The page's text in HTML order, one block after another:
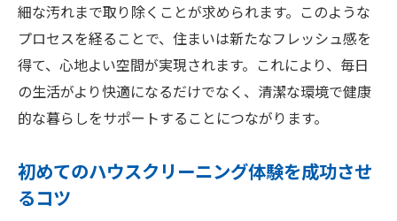
寝屋川市での水回りクリーニングのベスト
プラクティス
新生活をより快適に！寝屋川市のハウスクリー
ニングの活用法
快適な新生活のためのクリーニングプラン
寝屋川市でのハウスクリーニングの活用事
例
細な汚れまで取り除くことが求められます。このような
プロセスを経ることで、住まいは新たなフレッシュ感を
得て、心地よい空間が実現されます。これにより、毎日
の生活がより快適になるだけでなく、清潔な環境で健康
的な暮らしをサポートすることにつながります。
初めてのハウスクリーニング体験を成功させ
るコツ